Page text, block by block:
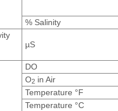
% Salinity
µS
DO
O2in Air
Temperature °F
Temperature °C